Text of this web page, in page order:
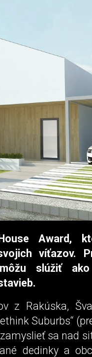
Award,
víťazov.
slúžiť
z Rakúska,
Suburbs“
sa nad
dedinky a